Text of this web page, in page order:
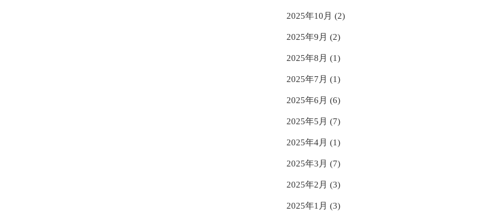
2025年10月 (2)
2025年9月 (2)
2025年8月 (1)
2025年7月 (1)
2025年6月 (6)
2025年5月 (7)
2025年4月 (1)
2025年3月 (7)
2025年2月 (3)
2025年1月 (3)